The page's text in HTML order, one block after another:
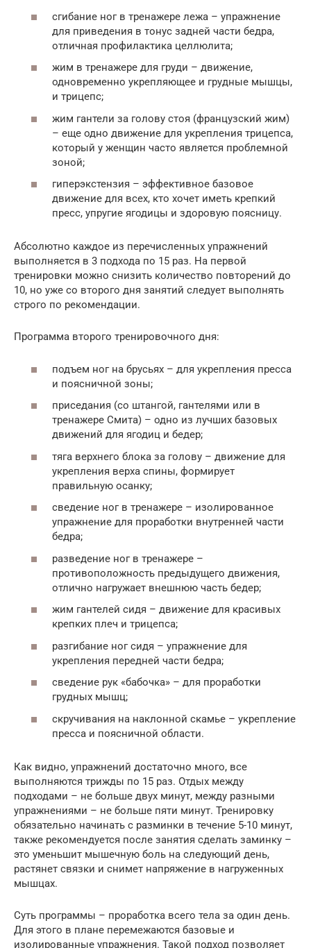
сгибание ног в тренажере лежа – упражнение
для приведения в тонус задней части бедра,
отличная профилактика целлюлита;
жим в тренажере для груди – движение,
одновременно укрепляющее и грудные мышцы,
и трицепс;
жим гантели за голову стоя (французский жим)
– еще одно движение для укрепления трицепса,
который у женщин часто является проблемной
зоной;
гиперэкстензия – эффективное базовое
движение для всех, кто хочет иметь крепкий
пресс, упругие ягодицы и здоровую поясницу.
Абсолютно каждое из перечисленных упражнений
выполняется в 3 подхода по 15 раз. На первой
тренировки можно снизить количество повторений до
10, но уже со второго дня занятий следует выполнять
строго по рекомендации.
Программа второго тренировочного дня:
подъем ног на брусьях – для укрепления пресса
и поясничной зоны;
приседания (со штангой, гантелями или в
тренажере Смита) – одно из лучших базовых
движений для ягодиц и бедер;
тяга верхнего блока за голову – движение для
укрепления верха спины, формирует
правильную осанку;
сведение ног в тренажере – изолированное
упражнение для проработки внутренней части
бедра;
разведение ног в тренажере –
противоположность предыдущего движения,
отлично нагружает внешнюю часть бедер;
жим гантелей сидя – движение для красивых
крепких плеч и трицепса;
разгибание ног сидя – упражнение для
укрепления передней части бедра;
сведение рук «бабочка» – для проработки
грудных мышц;
скручивания на наклонной скамье – укрепление
пресса и поясничной области.
Как видно, упражнений достаточно много, все
выполняются трижды по 15 раз. Отдых между
подходами – не больше двух минут, между разными
упражнениями – не больше пяти минут. Тренировку
обязательно начинать с разминки в течение 5-10 минут,
также рекомендуется после занятия сделать заминку –
это уменьшит мышечную боль на следующий день,
растянет связки и снимет напряжение в нагруженных
мышцах.
Суть программы – проработка всего тела за один день.
Для этого в плане перемежаются базовые и
изолированные упражнения. Такой подход позволяет